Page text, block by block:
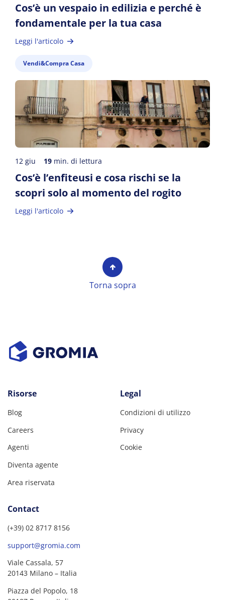
Cos’è un vespaio in edilizia e perché è
fondamentale per la tua casa
Leggi l'articolo
Vendi&Compra Casa
12 giu 19 min. di lettura
Cos’è l’enfiteusi e cosa rischi se la
scopri solo al momento del rogito
Leggi l'articolo
Torna sopra
Risorse
Blog
Careers
Agenti
Diventa agente
Area riservata
Legal
Condizioni di utilizzo
Privacy
Cookie
Contact
(+39) 02 8717 8156
support@gromia.com
Viale Cassala, 57
20143 Milano – Italia
Piazza del Popolo, 18